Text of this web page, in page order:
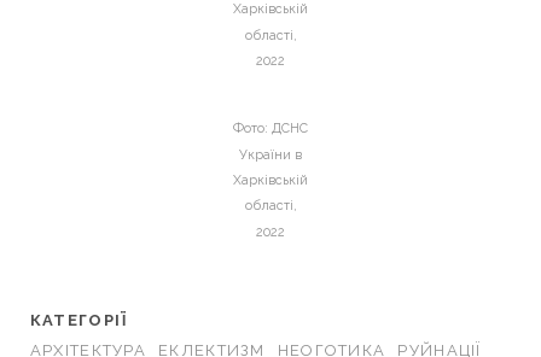
Харківській
області,
2022
Фото: ДСНС
України в
Харківській
області,
2022
КАТЕГОРІЇ
АРХІТЕКТУРА
ЕКЛЕКТИЗМ НЕОГОТИКА
РУЙНАЦІЇ